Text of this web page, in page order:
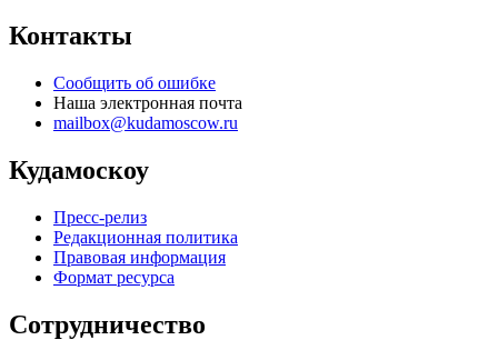
Контакты
Сообщить об ошибке
Наша электронная почта
mailbox@kudamoscow.ru
Кудамоскоу
Пресс-релиз
Редакционная политика
Правовая информация
Формат ресурса
Сотрудничество